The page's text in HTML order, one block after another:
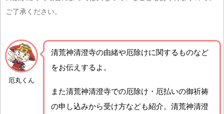
ご了承ください。
厄丸くん
清荒神清澄寺の由緒や厄除けに関するものなど
をお伝えするよ。
また清荒神清澄寺での厄除け・厄払いの御祈祷
の申し込みから受け方なども紹介。清荒神清澄